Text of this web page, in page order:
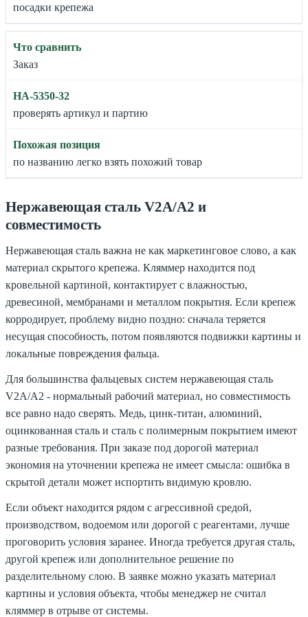
посадки крепежа
Заказ
проверять артикул и партию
по названию легко взять похожий товар
Нержавеющая сталь V2A/A2 и
совместимость
Нержавеющая сталь важна не как маркетинговое слово, а как
материал скрытого крепежа. Кляммер находится под
кровельной картиной, контактирует с влажностью,
древесиной, мембранами и металлом покрытия. Если крепеж
корродирует, проблему видно поздно: сначала теряется
несущая способность, потом появляются подвижки картины и
локальные повреждения фальца.
Для большинства фальцевых систем нержавеющая сталь
V2A/A2 - нормальный рабочий материал, но совместимость
все равно надо сверять. Медь, цинк-титан, алюминий,
оцинкованная сталь и сталь с полимерным покрытием имеют
разные требования. При заказе под дорогой материал
экономия на уточнении крепежа не имеет смысла: ошибка в
скрытой детали может испортить видимую кровлю.
Если объект находится рядом с агрессивной средой,
производством, водоемом или дорогой с реагентами, лучше
проговорить условия заранее. Иногда требуется другая сталь,
другой крепеж или дополнительное решение по
разделительному слою. В заявке можно указать материал
картины и условия объекта, чтобы менеджер не считал
кляммер в отрыве от системы.